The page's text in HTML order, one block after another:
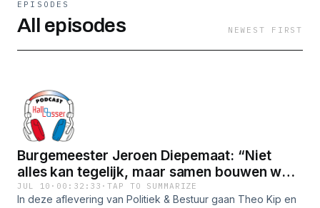
EPISODES
All episodes NEWEST FIRST
Burgemeester Jeroen Diepemaat: “Niet
alles kan tegelijk, maar samen bouwen we
aan de toekomst van Losser”In gesprek met
JUL 10 · 00:32:33 ·TAP TO SUMMARIZE
In deze aflevering van Politiek & Bestuur gaan Theo Kip en